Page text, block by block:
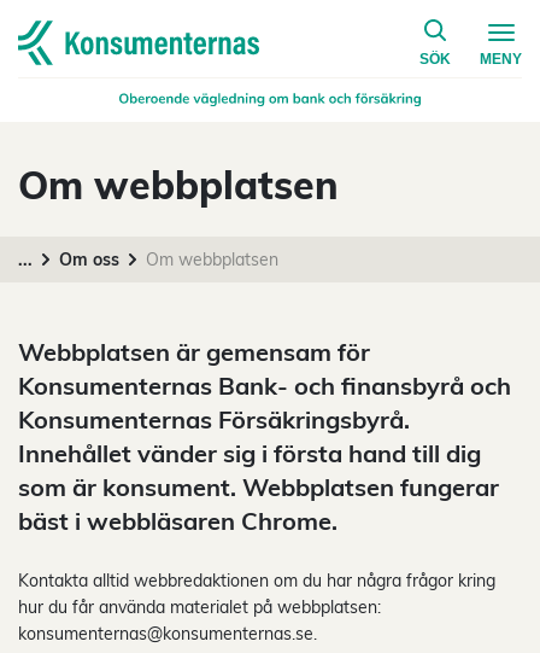
Navigera till startsidan
SÖK
på
MENY
Om webbplatsen
... Om oss Om webbplatsen
Webbplatsen är gemensam för
Konsumenternas Bank- och finansbyrå och
Konsumenternas Försäkringsbyrå.
Innehållet vänder sig i första hand till dig
som är konsument. Webbplatsen fungerar
bäst i webbläsaren Chrome.
Kontakta alltid webbredaktionen om du har några frågor kring
hur du får använda materialet på webbplatsen:
konsumenternas@konsumenternas.se.